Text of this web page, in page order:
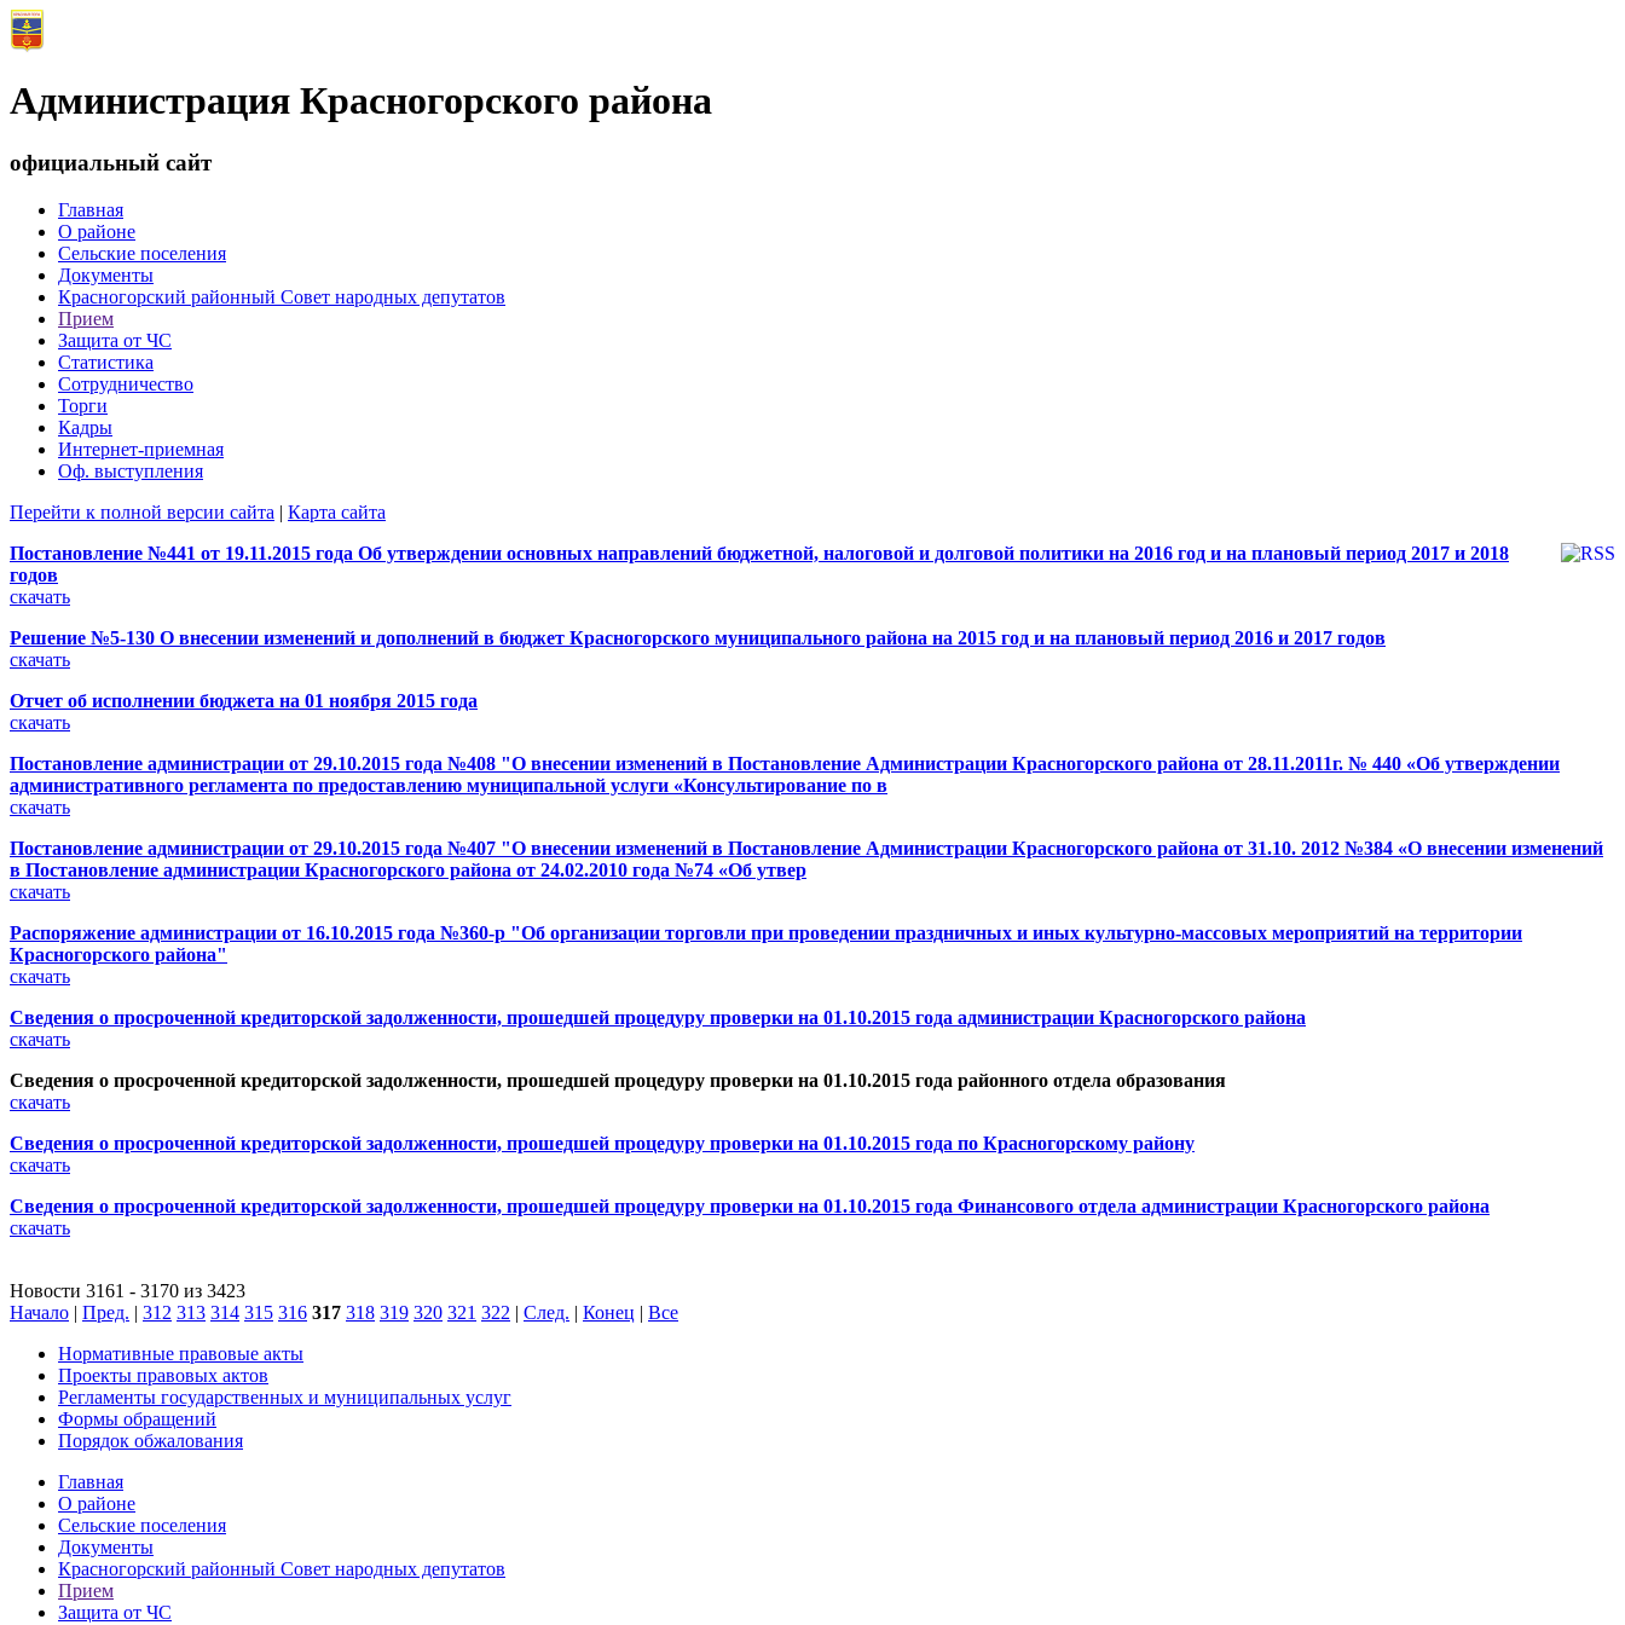
Администрация Красногорского района
официальный сайт
Главная
О районе
Сельские поселения
Документы
Красногорский районный Совет народных депутатов
Прием
Защита от ЧС
Статистика
Сотрудничество
Торги
Кадры
Интернет-приемная
Оф. выступления
Перейти к полной версии сайта | Карта сайта
Постановление №441 от 19.11.2015 года Об утверждении основных направлений бюджетной, налоговой и долговой политики на 2016 год и на плановый период 2017 и 2018
годов
скачать
Решение №5-130 О внесении изменений и дополнений в бюджет Красногорского муниципального района на 2015 год и на плановый период 2016 и 2017 годов
скачать
Отчет об исполнении бюджета на 01 ноября 2015 года
скачать
Постановление администрации от 29.10.2015 года №408 "О внесении изменений в Постановление Администрации Красногорского района от 28.11.2011г. № 440 «Об утверждении
административного регламента по предоставлению муниципальной услуги «Консультирование по в
скачать
Постановление администрации от 29.10.2015 года №407 "О внесении изменений в Постановление Администрации Красногорского района от 31.10. 2012 №384 «О внесении изменений
в Постановление администрации Красногорского района от 24.02.2010 года №74 «Об утвер
скачать
Распоряжение администрации от 16.10.2015 года №360-р "Об организации торговли при проведении праздничных и иных культурно-массовых мероприятий на территории
Красногорского района"
скачать
Сведения о просроченной кредиторской задолженности, прошедшей процедуру проверки на 01.10.2015 года администрации Красногорского района
скачать
Сведения о просроченной кредиторской задолженности, прошедшей процедуру проверки на 01.10.2015 года районного отдела образования
скачать
Сведения о просроченной кредиторской задолженности, прошедшей процедуру проверки на 01.10.2015 года по Красногорскому району
скачать
Сведения о просроченной кредиторской задолженности, прошедшей процедуру проверки на 01.10.2015 года Финансового отдела администрации Красногорского района
скачать
Новости 3161 - 3170 из 3423
Начало | Пред. | 312 313 314 315 316 317 318 319 320 321 322 | След. | Конец | Все
Нормативные правовые акты
Проекты правовых актов
Регламенты государственных и муниципальных услуг
Формы обращений
Порядок обжалования
Главная
О районе
Сельские поселения
Документы
Красногорский районный Совет народных депутатов
Прием
Защита от ЧС